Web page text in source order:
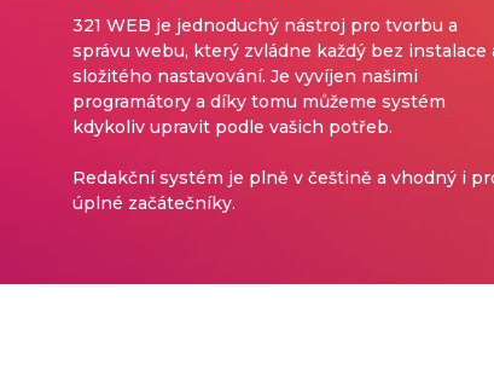
321 WEB je jednoduchý nástroj pro tvorbu a
správu webu, který zvládne každý bez instalace
složitého nastavování. Je vyvíjen našimi
programátory a díky tomu můžeme systém
kdykoliv upravit podle vašich potřeb.
Redakční systém je plně v češtině a vhodný i
úplné začátečníky.